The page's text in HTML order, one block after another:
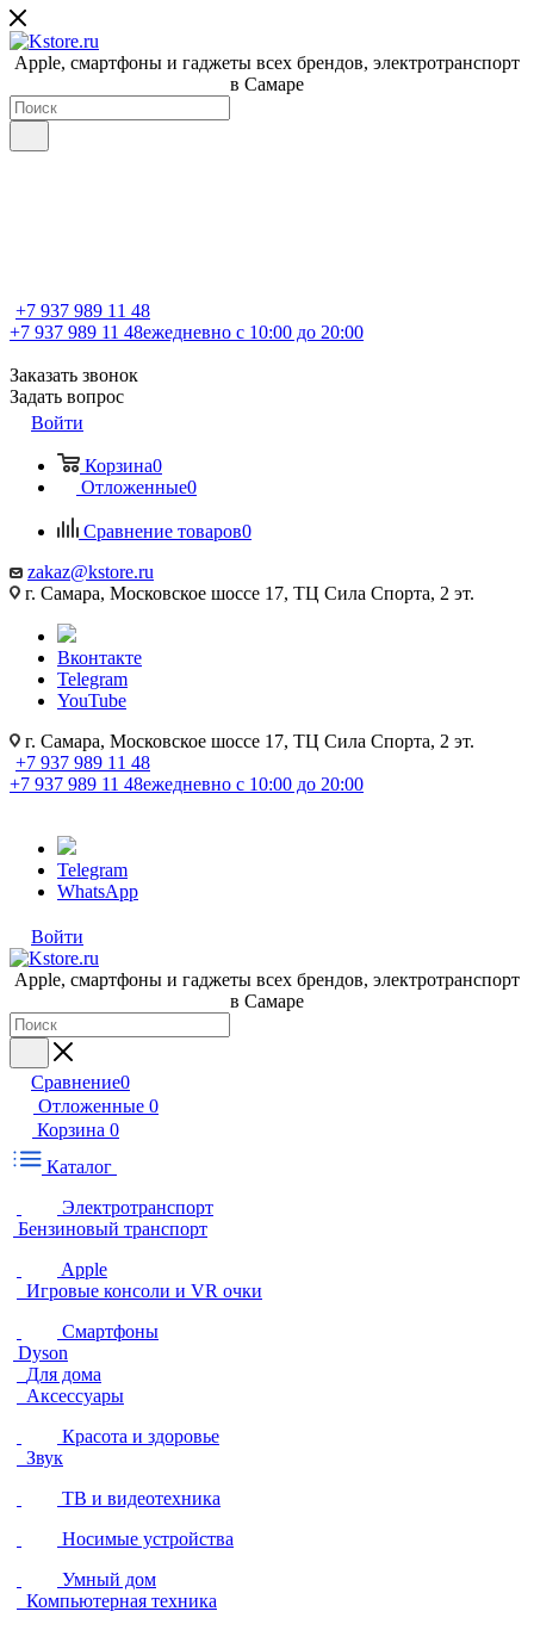
Apple, cмартфоны и гаджеты всех брендов, электротранспорт
в Самаре
+7 937 989 11 48
+7 937 989 11 48ежедневно с 10:00 до 20:00
Заказать звонок
Задать вопрос
Войти
Корзина0
Отложенные0
Сравнение товаров0
zakaz@kstore.ru
г. Самара, Московское шоссе 17, ТЦ Сила Спорта, 2 эт.
Вконтакте
Telegram
YouTube
г. Самара, Московское шоссе 17, ТЦ Сила Спорта, 2 эт.
+7 937 989 11 48
+7 937 989 11 48ежедневно с 10:00 до 20:00
Telegram
WhatsApp
Войти
Apple, cмартфоны и гаджеты всех брендов, электротранспорт
в Самаре
Сравнение0
Отложенные 0
Корзина 0
Каталог
Электротранспорт
Бензиновый транспорт
Apple
Игровые консоли и VR очки
Смартфоны
Dyson
Для дома
Аксессуары
Красота и здоровье
Звук
ТВ и видеотехника
Носимые устройства
Умный дом
Компьютерная техника